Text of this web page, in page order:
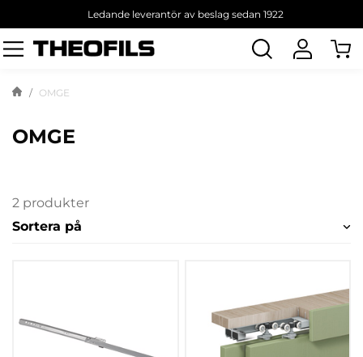
Ledande leverantör av beslag sedan 1922
Sök
produkt
OMGE
OMGE
2 produkter
Sortera på